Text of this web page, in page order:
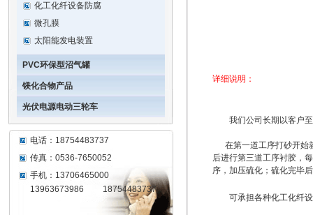
化工化纤设备防腐
微孔膜
太阳能发电装置
PVC环保型沼气罐
镁化合物产品
光伏电源电动三轮车
电话：18754483737
传真：0536-7650052
手机：13706465000
13963673986 18754483737
详细说明：
我们公司长期以客户至
在第一道工序打砂开始
后进行第三道工序衬胶，
序，加压硫化；硫化完毕
可承担各种化工化纤设